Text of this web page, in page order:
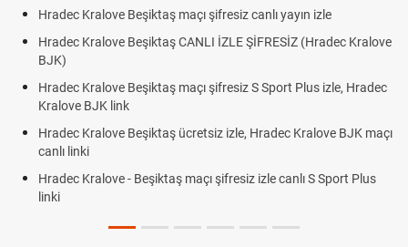
Hradec Kralove Beşiktaş maçı şifresiz canlı yayın izle
Hradec Kralove Beşiktaş CANLI İZLE ŞİFRESİZ (Hradec Kralove
BJK)
Hradec Kralove Beşiktaş maçı şifresiz S Sport Plus izle, Hradec
Kralove BJK link
Hradec Kralove Beşiktaş ücretsiz izle, Hradec Kralove BJK maçı
canlı linki
Hradec Kralove - Beşiktaş maçı şifresiz izle canlı S Sport Plus
linki